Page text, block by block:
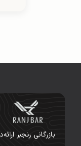
بازرگانی رنجبر